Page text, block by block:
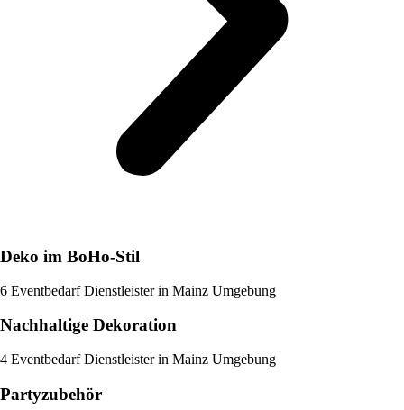
Deko im BoHo-Stil
6 Eventbedarf Dienstleister in Mainz Umgebung
Nachhaltige Dekoration
4 Eventbedarf Dienstleister in Mainz Umgebung
Partyzubehör